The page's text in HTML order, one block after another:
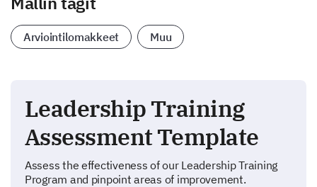
Arviointilomakkeet Muu
Leadership Training
Assessment Template
Assess the effectiveness of our Leadership Training
Program and pinpoint areas of improvement.